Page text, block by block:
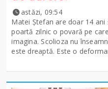
astăzi, 09:54
Matei Ștefan are doar 14
poartă zilnic o povară pe
imagina. Scolioza nu
este dreaptă. Este o